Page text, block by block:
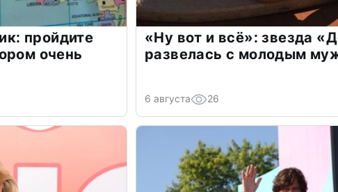
пройдите
очень
«Ну вот и всё»: звезда
развелась с молодым
6 августа 26